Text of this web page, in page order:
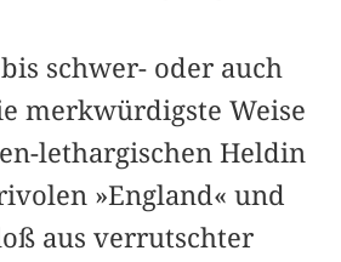
schwer- oder auch
merkwürdigste Weise
­lethargischen H­eldin
»England« und
aus verrutschter